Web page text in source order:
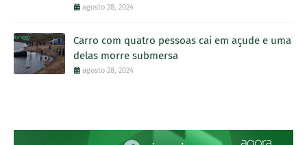
agosto 28, 2024
Carro com quatro pessoas cai em açude e uma
delas morre submersa
agosto 28, 2024